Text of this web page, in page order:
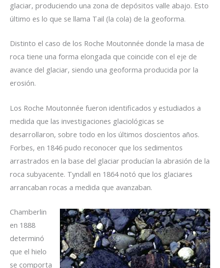
glaciar, produciendo una zona de depósitos valle abajo. Esto
último es lo que se llama Tail (la cola) de la geoforma.
Distinto el caso de los Roche Moutonnée donde la masa de
roca tiene una forma elongada que coincide con el eje de
avance del glaciar, siendo una geoforma producida por la
erosión.
Los Roche Moutonnée fueron identificados y estudiados a
medida que las investigaciones glaciológicas se
desarrollaron, sobre todo en los últimos doscientos años.
Forbes, en 1846 pudo reconocer que los sedimentos
arrastrados en la base del glaciar producían la abrasión de la
roca subyacente. Tyndall en 1864 notó que los glaciares
arrancaban rocas a medida que avanzaban.
Chamberlin
en 1888
determinó
que el hielo
se comporta